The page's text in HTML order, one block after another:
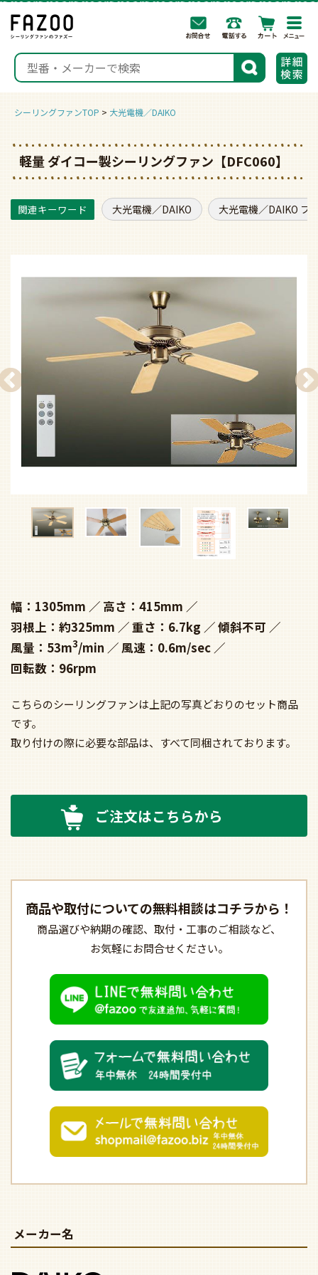
検索
シーリングファンTOP 大光電機／DAIKO
軽量 ダイコー製シーリングファン【DFC060】
大光電機／DAIKO 大光電機／DAIKO フ
幅：1305mm
高さ：415mm
羽根上：約325mm
重さ：6.7kg
傾斜不可
風量：53m3/min
風速：0.6m/sec
回転数：96rpm
こちらのシーリングファンは上記の写真どおりのセット商品
です。
取り付けの際に必要な部品は、すべて同梱されております。
ご注文はこちらから
商品や取付についての無料相談はコチラから！
商品選びや納期の確認、 取付・工事のご相談など、
お気軽にお問合せください。
メーカー名